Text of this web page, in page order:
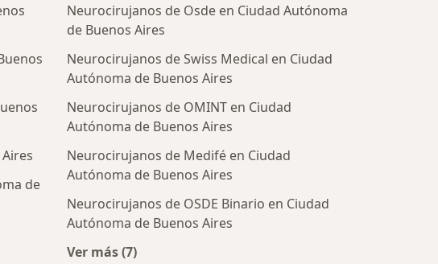
de
más tratadas
Neurocirujanos de Osde en Ciudad Autónoma
de Buenos Aires
Neurocirujanos de Swiss Medical en Ciudad
Autónoma de Buenos Aires
Neurocirujanos de OMINT en Ciudad
Autónoma de Buenos Aires
Neurocirujanos de Medifé en Ciudad
Autónoma de Buenos Aires
Neurocirujanos de OSDE Binario en Ciudad
Autónoma de Buenos Aires
Ver más (7)